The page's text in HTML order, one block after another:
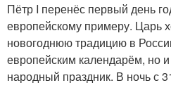
Пётр I перенёс первый день
европейскому примеру. Царь
новогоднюю традицию в
европейским календарём, но
народный праздник. В ночь с